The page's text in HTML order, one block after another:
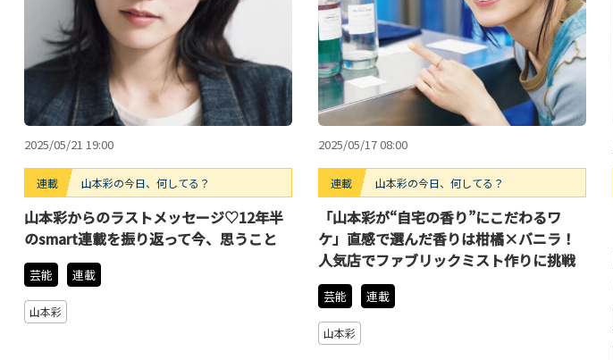
2025/05/21 19:00
連載 山本彩の今日、何してる？
山本彩からのラストメッセージ♡12年半
のsmart連載を振り返って今、思うこと
芸能 連載
山本彩
2025/05/17 08:00
連載 山本彩の今日、何してる？
「山本彩が“自宅の香り”にこだわるワ
ケ」直感で選んだ香りは柑橘×バニラ！
人気店でファブリックミスト作りに挑戦
芸能 連載
山本彩